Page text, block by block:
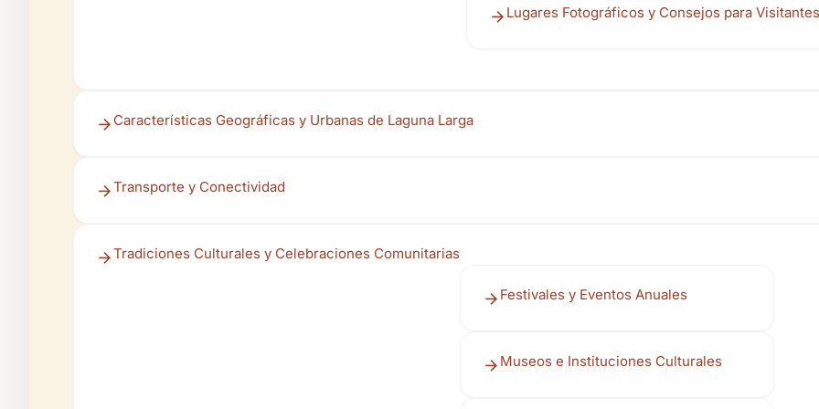
Lugares Fotográficos y Consejos para Visitantes
Características Geográficas y Urbanas de Laguna Larga
Transporte y Conectividad
Tradiciones Culturales y Celebraciones Comunitarias
Festivales y Eventos Anuales
Museos e Instituciones Culturales